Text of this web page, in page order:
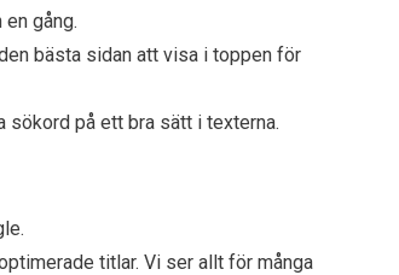
gång.
bästa sidan att visa i toppen för
sökord på ett bra sätt i texterna.
titlar. Vi ser allt för många